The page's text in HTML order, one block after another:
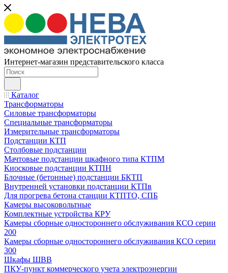
Интернет-магазин представительского класса
Каталог
Трансформаторы
Силовые трансформаторы
Специальные трансформаторы
Измерительные трансформаторы
Подстанции КТП
Столбовые подстанции
Мачтовые подстанции шкафного типа КТПМ
Киосковые подстанции КТПН
Блочные (бетонные) подстанции БКТП
Внутренней установки подстанции КТПв
Для прогрева бетона станции КТПТО, СПБ
Камеры высоковольтные
Комплектные устройства КРУ
Камеры сборные одностороннего обслуживания КСО серии
200
Камеры сборные одностороннего обслуживания КСО серии
300
Шкафы ШВВ
ПКУ-пункт коммерческого учета электроэнергии